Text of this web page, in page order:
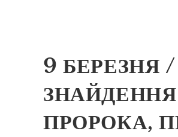
9 БЕРЕЗНЯ
ПРОРОКА,